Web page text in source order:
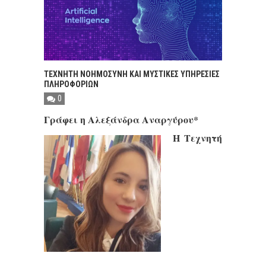
ΤΕΧΝΗΤΗ ΝΟΗΜΟΣΥΝΗ ΚΑΙ ΜΥΣΤΙΚΕΣ ΥΠΗΡΕΣΙΕΣ
ΠΛΗΡΟΦΟΡΙΩΝ
0
Γράφει η Αλεξάνδρα Αναργύρου*
Η Τεχνητή